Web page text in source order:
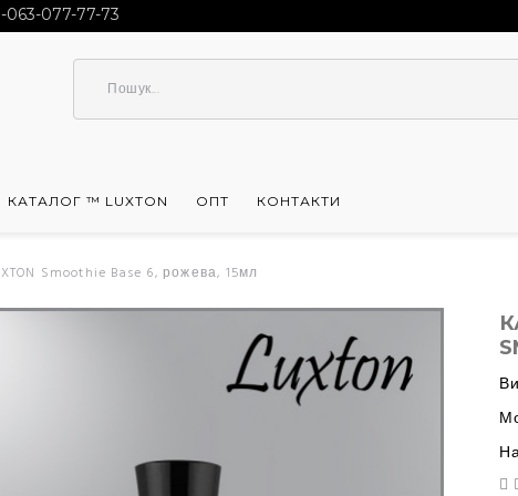
063-077-77-73
КАТАЛОГ ™ LUXTON ОПТ КОНТАКТИ
Smoothie Base 6, рожева, 15мл